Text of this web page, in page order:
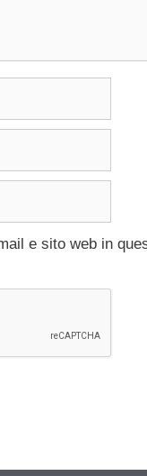
e sito web in